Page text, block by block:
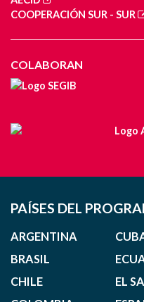
COOPERACIÓN SUR - SUR
COLABORAN
PAÍSES DEL
ARGENTINA
BRASIL
CHILE
EL